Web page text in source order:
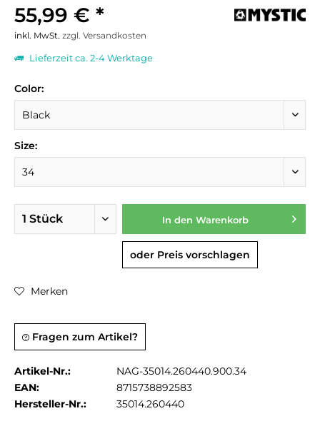
55,99 € *
inkl. MwSt. zzgl. Versandkosten
Lieferzeit ca. 2-4 Werktage
Color:
Size:
In den Warenkorb
oder Preis vorschlagen
Merken
Fragen zum Artikel?
Artikel-Nr.:
NAG-35014.260440.900.34
EAN:
8715738892583
Hersteller-Nr.:
35014.260440